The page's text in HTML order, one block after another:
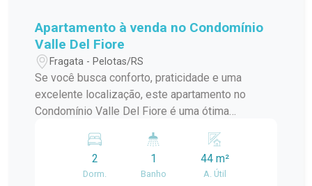
Apartamento à venda no Condomínio
Valle Del Fiore
Fragata - Pelotas/RS
Se você busca conforto, praticidade e uma
excelente localização, este apartamento no
Condomínio Valle Del Fiore é uma ótima
Pelotas, o imóvel está em uma região tranquila,
com fácil acesso a supermercados, escolas,
farmácias, comércios e demais serviços
2
Dorm.
1
Banho
44 m²
A. Útil